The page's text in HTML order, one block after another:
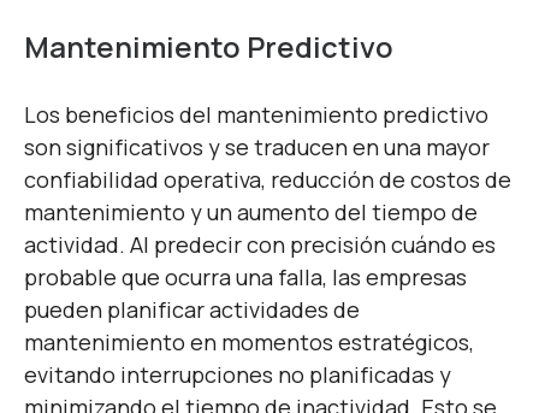
Mantenimiento Predictivo
Los beneficios del mantenimiento predictivo
son significativos y se traducen en una mayor
confiabilidad operativa, reducción de costos de
mantenimiento y un aumento del tiempo de
actividad. Al predecir con precisión cuándo es
probable que ocurra una falla, las empresas
pueden planificar actividades de
mantenimiento en momentos estratégicos,
evitando interrupciones no planificadas y